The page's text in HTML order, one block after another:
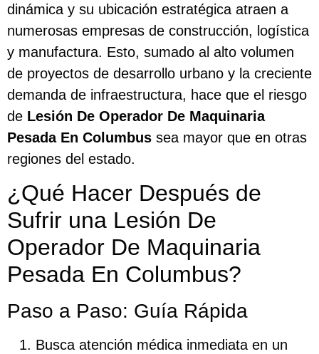
dinámica y su ubicación estratégica atraen a
numerosas empresas de construcción, logística
y manufactura. Esto, sumado al alto volumen
de proyectos de desarrollo urbano y la creciente
demanda de infraestructura, hace que el riesgo
de Lesión De Operador De Maquinaria
Pesada En Columbus sea mayor que en otras
regiones del estado.
¿Qué Hacer Después de
Sufrir una Lesión De
Operador De Maquinaria
Pesada En Columbus?
Paso a Paso: Guía Rápida
Busca atención médica inmediata en un